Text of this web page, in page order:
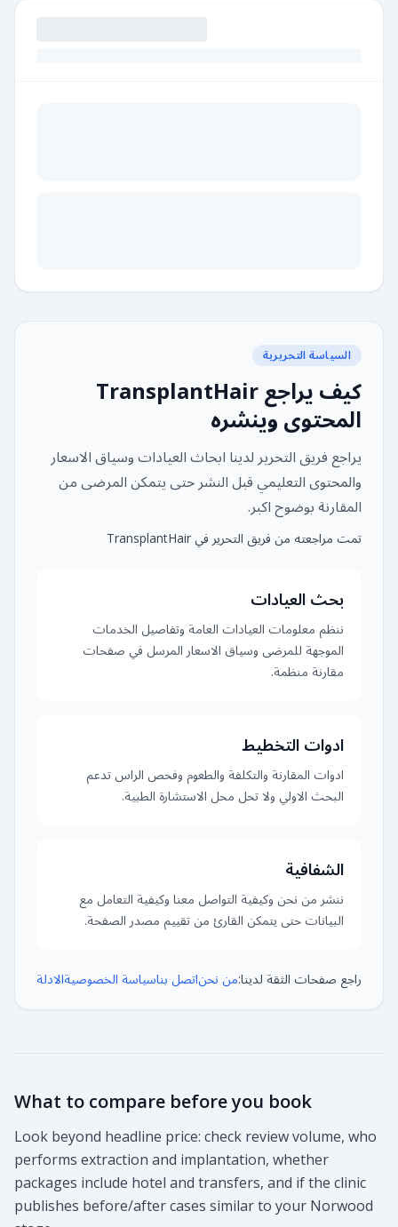
السياسة التحريرية
كيف يراجع TransplantHair
المحتوى وينشره
يراجع فريق التحرير لدينا ابحاث العيادات وسياق الاسعار
والمحتوى التعليمي قبل النشر حتى يتمكن المرضى من
المقارنة بوضوح اكبر.
تمت مراجعته من فريق التحرير في TransplantHair
بحث العيادات
ننظم معلومات العيادات العامة وتفاصيل الخدمات
الموجهة للمرضى وسياق الاسعار المرسل في صفحات
مقارنة منظمة.
ادوات التخطيط
ادوات المقارنة والتكلفة والطعوم وفحص الراس تدعم
البحث الاولي ولا تحل محل الاستشارة الطبية.
الشفافية
ننشر من نحن وكيفية التواصل معنا وكيفية التعامل مع
البيانات حتى يتمكن القارئ من تقييم مصدر الصفحة.
راجع صفحات الثقة لدينا:من نحناتصل بناسياسة الخصوصيةالادلة
What to compare before you book
Look beyond headline price: check review volume, who
performs extraction and implantation, whether
packages include hotel and transfers, and if the clinic
publishes before/after cases similar to your Norwood